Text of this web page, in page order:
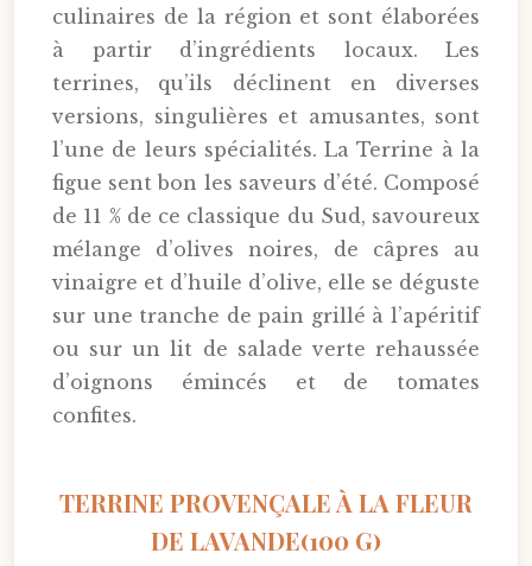
culinaires de la région et sont élaborées
à partir d’ingrédients locaux. Les
terrines, qu’ils déclinent en diverses
versions, singulières et amusantes, sont
l’une de leurs spécialités. La Terrine à la
figue sent bon les saveurs d’été. Composé
de 11 % de ce classique du Sud, savoureux
mélange d’olives noires, de câpres au
vinaigre et d’huile d’olive, elle se déguste
sur une tranche de pain grillé à l’apéritif
ou sur un lit de salade verte rehaussée
d’oignons émincés et de tomates
confites.
TERRINE PROVENÇALE À LA FLEUR
DE LAVANDE(100 G)